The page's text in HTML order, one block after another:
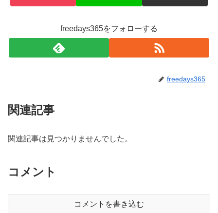
freedays365をフォローする
freedays365
関連記事
関連記事は見つかりませんでした。
コメント
コメントを書き込む